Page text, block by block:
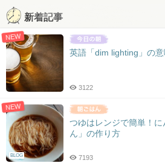
ナ
ビ
ゲ
ー
シ
ョ
新着記事
NEW
英語「dim lighting」の意
3122
NEW
BLOG
つゆはレンジで簡単！
ん」の作り方
7193